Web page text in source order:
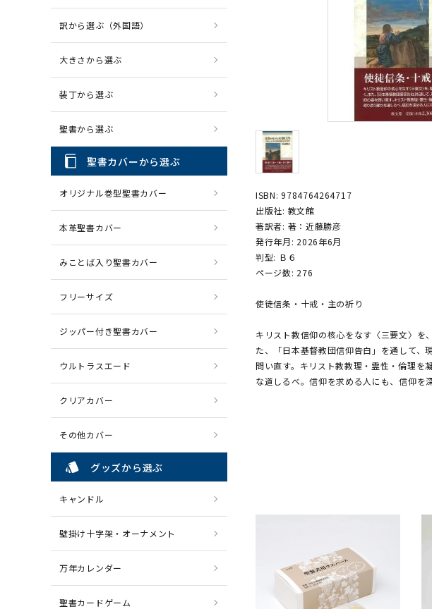
CD・MP3 パソコンソフトCD-ROM
ISBN: 9784764264717
出版社: 教文館
著訳者: 著：近藤勝彦
発行年月: 2026年6月
判型: Ｂ６
ページ数: 276
使徒信条・十戒・主の祈り
キリスト教信仰の核心をなす〈三要文〉を
た、「日本基督教団信仰告白」を通して、
問い直す。キリスト教教理・霊性・倫理を
な道しるべ。信仰を求める人にも、信仰を
訳から選ぶ（外国語）
大きさから選ぶ
装丁から選ぶ
聖書から選ぶ
聖書カバーから選ぶ
オリジナル巻型聖書カバー
本革聖書カバー
みことば入り聖書カバー
フリーサイズ
ジッパー付き聖書カバー
ウルトラスエード
クリアカバー
その他カバー
style グッズから選ぶ
キャンドル
壁掛け十字架・オーナメント
万年カレンダー
聖書カードゲーム